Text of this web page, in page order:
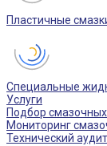
Пластичные
Специальные
Услуги
Подбор
Мониторинг
Технический